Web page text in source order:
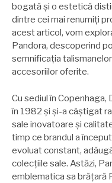
bogată și o estetică
dintre cei mai renumiți
acest articol, vom
Pandora, descoperind
semnificația
accesoriilor oferite.
Cu sediul în
în 1982 și și-a câștigat
sale inovatoare și
timp ce brandul a
evoluat constant,
colecțiile sale. Astăzi,
emblematica sa brățară